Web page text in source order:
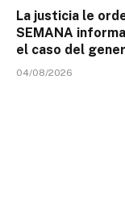
La justicia le
SEMANA
el caso del
04/08/2026